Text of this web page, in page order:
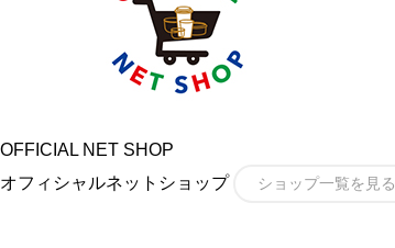
OFFICIAL NET SHOP
オフィシャルネットショップ
ショップ一覧を見る